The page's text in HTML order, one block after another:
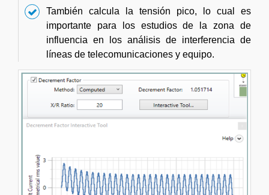
También calcula la tensión pico, lo cual es
importante para los estudios de la zona de
influencia en los análisis de interferencia de
líneas de telecomunicaciones y equipo.